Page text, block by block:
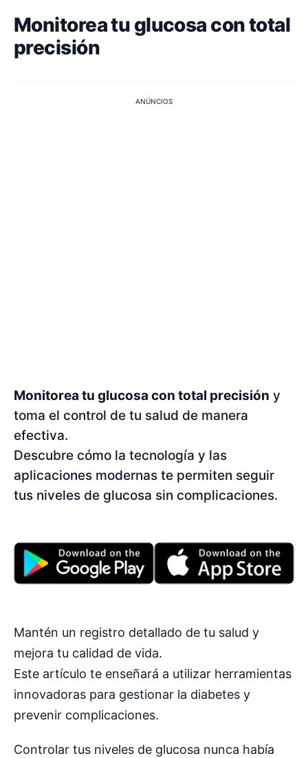
Monitorea tu glucosa con total
precisión
ANÚNCIOS
Monitorea tu glucosa con total precisión y
toma el control de tu salud de manera
efectiva.
Descubre cómo la tecnología y las
aplicaciones modernas te permiten seguir
tus niveles de glucosa sin complicaciones.
Mantén un registro detallado de tu salud y
mejora tu calidad de vida.
Este artículo te enseñará a utilizar herramientas
innovadoras para gestionar la diabetes y
prevenir complicaciones.
Controlar tus niveles de glucosa nunca había